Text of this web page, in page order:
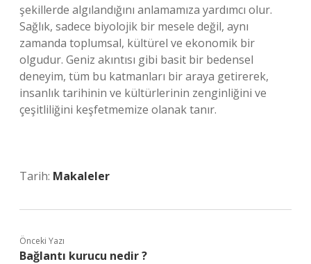
şekillerde algılandığını anlamamıza yardımcı olur.
Sağlık, sadece biyolojik bir mesele değil, aynı
zamanda toplumsal, kültürel ve ekonomik bir
olgudur. Geniz akıntısı gibi basit bir bedensel
deneyim, tüm bu katmanları bir araya getirerek,
insanlık tarihinin ve kültürlerinin zenginliğini ve
çeşitliliğini keşfetmemize olanak tanır.
Tarih: Makaleler
Önceki Yazı
Bağlantı kurucu nedir ?